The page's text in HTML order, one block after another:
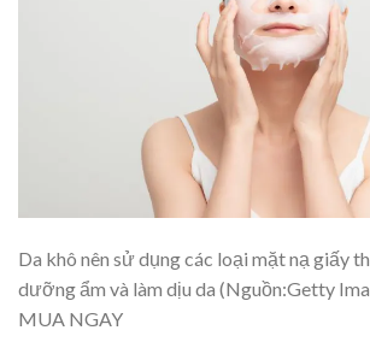
Da khô nên sử dụng các loại mặt nạ giấy
dưỡng ẩm và làm dịu da (Nguồn:Getty
MUA NGAY